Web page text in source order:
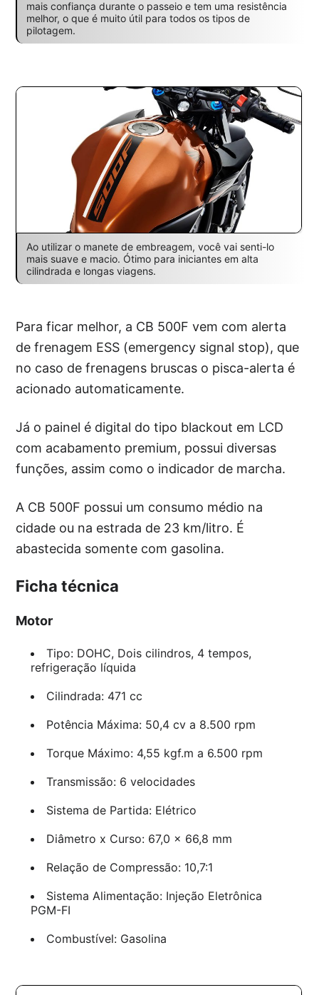
mais confiança durante o passeio e tem uma resistência
melhor, o que é muito útil para todos os tipos de
pilotagem.
Ao utilizar o manete de embreagem, você vai senti-lo
mais suave e macio. Ótimo para iniciantes em alta
cilindrada e longas viagens.
Para ficar melhor, a CB 500F vem com alerta
de frenagem ESS (emergency signal stop), que
no caso de frenagens bruscas o pisca-alerta é
acionado automaticamente.
Já o painel é digital do tipo blackout em LCD
com acabamento premium, possui diversas
funções, assim como o indicador de marcha.
A CB 500F possui um consumo médio na
cidade ou na estrada de 23 km/litro. É
abastecida somente com gasolina.
Ficha técnica
Motor
Tipo: DOHC, Dois cilindros, 4 tempos,
refrigeração líquida
Cilindrada: 471 cc
Potência Máxima: 50,4 cv a 8.500 rpm
Torque Máximo: 4,55 kgf.m a 6.500 rpm
Transmissão: 6 velocidades
Sistema de Partida: Elétrico
Diâmetro x Curso: 67,0 x 66,8 mm
Relação de Compressão: 10,7:1
Sistema Alimentação: Injeção Eletrônica
PGM-FI
Combustível: Gasolina